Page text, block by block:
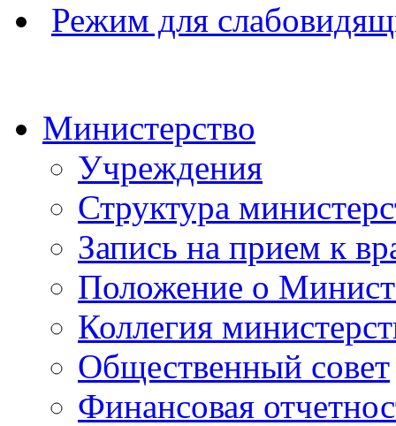
Режим для
Министерство
Учреждения
Структура
Запись на прием к
Положение о
Коллегия
Общественный совет
Финансовая